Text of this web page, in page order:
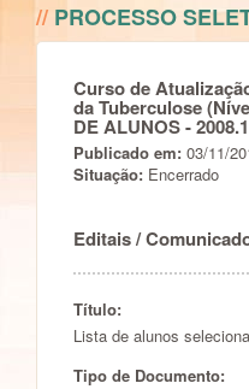
// PROCESSO
Curso de
da Tuberculose
DE ALUNOS - 2008.1
Publicado em: 03/11/
Situação: Encerrado
Editais /
Título:
Lista de alunos
Tipo de Documento: